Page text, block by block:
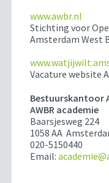
www.awbr.nl
Stichting voor
Amsterdam West
Vacature website
Bestuurskantoor
AWBR academie
Baarsjesweg 224
1058 AA
020-5150440
Email: